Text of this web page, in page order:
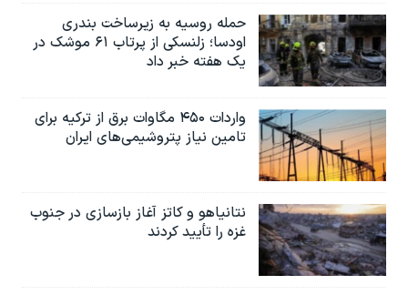
حمله روسیه به زیرساخت بندری
اودسا؛ زلنسکی از پرتاب ۶۱ موشک در
یک هفته خبر داد
واردات ۴۵۰ مگاوات برق از ترکیه برای
تامین نیاز پتروشیمی‌های ایران
نتانیاهو و کاتز آغاز بازسازی در جنوب
غزه را تأیید کردند